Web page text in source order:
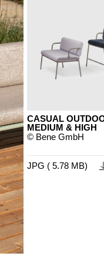
CASUAL
MEDIUM & HIGH
© Bene GmbH
JPG ( 5.78 MB)